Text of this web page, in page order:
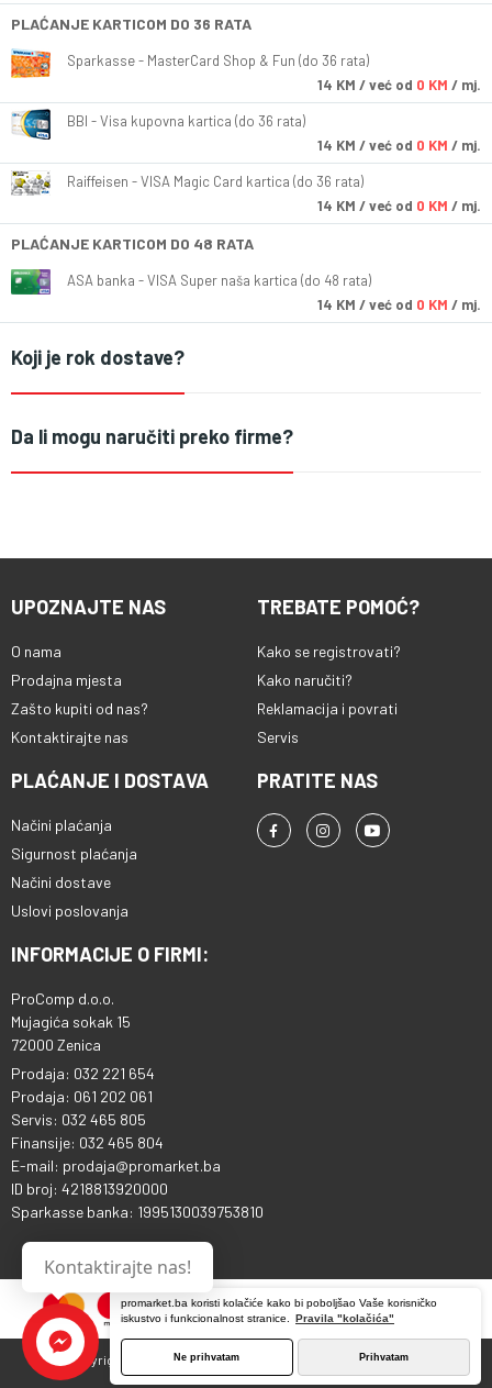
promarket.ba koristi kolačiće kako bi poboljšao Vaše korisničko
iskustvo i funkcionalnost stranice.
Pravila "kolačića"
Ne prihvatam Prihvatam
PLAĆANJE KARTICOM DO 36 RATA
Sparkasse - MasterCard Shop & Fun (do 36 rata)
14 KM / već od 0 KM / mj.
BBI - Visa kupovna kartica (do 36 rata)
14 KM / već od 0 KM / mj.
Raiffeisen - VISA Magic Card kartica (do 36 rata)
14 KM / već od 0 KM / mj.
PLAĆANJE KARTICOM DO 48 RATA
ASA banka - VISA Super naša kartica (do 48 rata)
14 KM / već od 0 KM / mj.
Koji je rok dostave?
Da li mogu naručiti preko firme?
UPOZNAJTE NAS
O nama
Prodajna mjesta
Zašto kupiti od nas?
Kontaktirajte nas
TREBATE POMOĆ?
Kako se registrovati?
Kako naručiti?
Reklamacija i povrati
Servis
PLAĆANJE I DOSTAVA
Načini plaćanja
Sigurnost plaćanja
Načini dostave
Uslovi poslovanja
PRATITE NAS
INFORMACIJE O FIRMI:
ProComp d.o.o.
Mujagića sokak 15
72000 Zenica
Prodaja: 032 221 654
Prodaja: 061 202 061
Servis: 032 465 805
Finansije: 032 465 804
E-mail: prodaja@promarket.ba
ID broj: 4218813920000
Sparkasse banka: 1995130039753810
Copyright © 2013 - 2026 ProComp d.o.o. Sva prava pridržana.
Kontaktirajte nas!